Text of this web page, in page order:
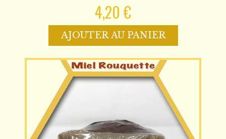
4,20 €
AJOUTER AU PANIER